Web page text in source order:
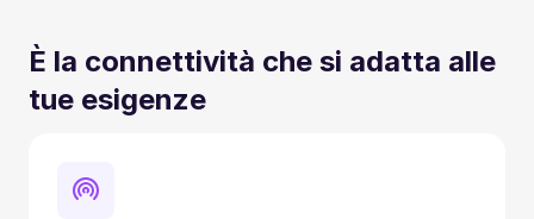
È la connettività che si adatta alle
tue esigenze